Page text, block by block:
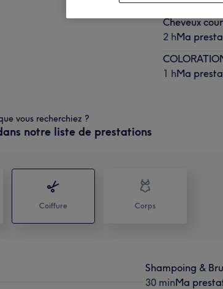
Cheveux
2 hMa
1 hMa
vous recherchiez ?
notre liste de prestations
Coiffure Corps
Shampoing &
30 minMa